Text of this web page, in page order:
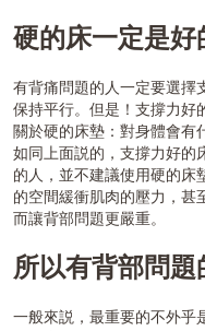
硬的床一定是好
有背痛問題的人一定要選擇
保持平行。但是！支撐力好
關於硬的床墊：對身體會有
如同上面説的，支撐力好的
的人，並不建議使用硬的床
的空間緩衝肌肉的壓力，甚
而讓背部問題更嚴重。
所以有背部問題
一般來説，最重要的不外乎